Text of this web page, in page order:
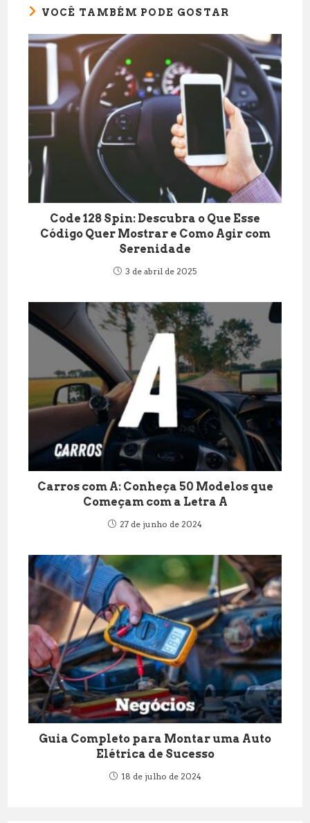
VOCÊ TAMBÉM PODE GOSTAR
Code 128 Spin: Descubra o Que Esse
Código Quer Mostrar e Como Agir com
Serenidade
3 de abril de 2025
Carros com A: Conheça 50 Modelos que
Começam com a Letra A
27 de junho de 2024
Guia Completo para Montar uma Auto
Elétrica de Sucesso
18 de julho de 2024